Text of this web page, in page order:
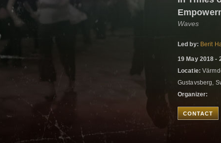
Waves
Led by: Berit
19 May 2018 -
Locatie:
Gustavsberg,
Organizer:
CONTACT